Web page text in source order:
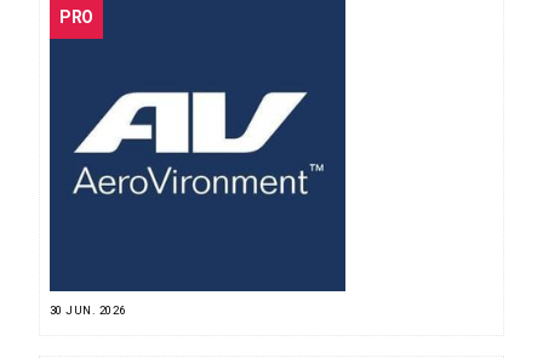
PRO
30 JUN. 2026